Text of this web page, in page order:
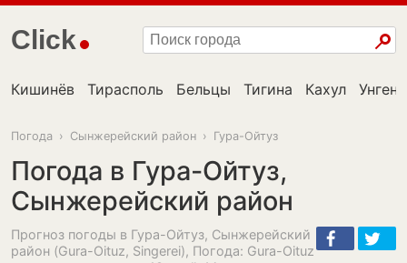
Click
Кишинёв Тирасполь Бельцы Тигина Кахул Унгень
Погода › Сынжерейский район › Гура-Ойтуз
Погода в Гура-Ойтуз,
Сынжерейский район
Прогноз погоды в Гура-Ойтуз, Сынжерейский
район (Gura-Oituz, Singerei), Погода: Gura-Oituz